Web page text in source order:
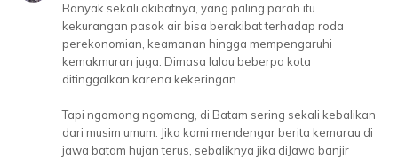
Banyak sekali akibatnya, yang paling parah itu
kekurangan pasok air bisa berakibat terhadap roda
perekonomian, keamanan hingga mempengaruhi
kemakmuran juga. Dimasa lalau beberpa kota
ditinggalkan karena kekeringan.
Tapi ngomong ngomong, di Batam sering sekali kebalikan
dari musim umum. Jika kami mendengar berita kemarau di
jawa batam hujan terus, sebaliknya jika diJawa banjir